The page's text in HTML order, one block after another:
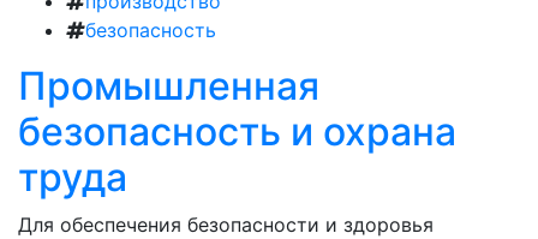
безопасность
Промышленная
безопасность и охрана
труда
Для обеспечения безопасности и здоровья